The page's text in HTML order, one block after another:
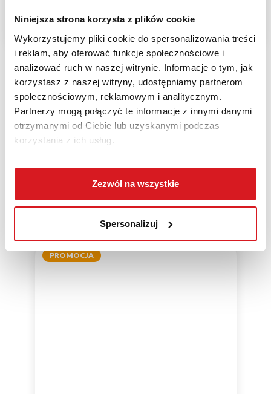
Niniejsza strona korzysta z plików cookie
Wykorzystujemy pliki cookie do spersonalizowania treści
i reklam, aby oferować funkcje społecznościowe i
analizować ruch w naszej witrynie. Informacje o tym, jak
korzystasz z naszej witryny, udostępniamy partnerom
społecznościowym, reklamowym i analitycznym.
Partnerzy mogą połączyć te informacje z innymi danymi
otrzymanymi od Ciebie lub uzyskanymi podczas
korzystania z ich usług.
Zezwól na wszystkie
Spersonalizuj
POPRZEDNI PRODUKT
NASTĘPNY PRODUKT
Powiązane produkty
PROMOCJA